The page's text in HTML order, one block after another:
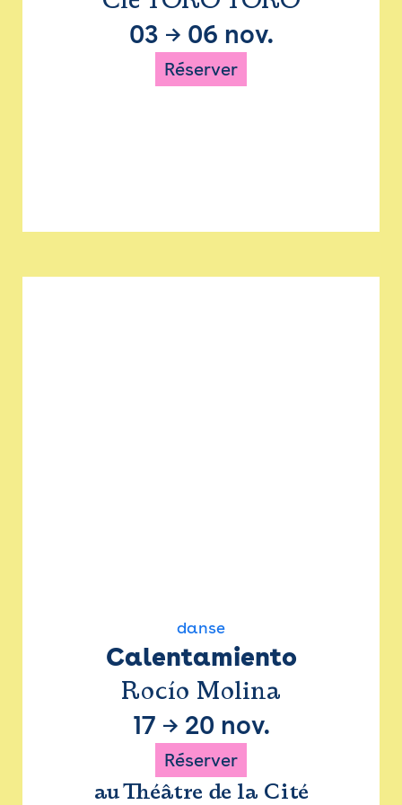
03 → 06 nov.
Réserver
danse
Calentamiento
Rocío Molina
17 → 20 nov.
Réserver
au Théâtre de la Cité